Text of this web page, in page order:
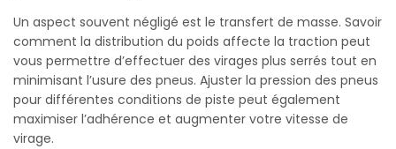
Un aspect souvent négligé est le transfert de masse. Savoir
comment la distribution du poids affecte la traction peut
vous permettre d’effectuer des virages plus serrés tout en
minimisant l’usure des pneus. Ajuster la pression des pneus
pour différentes conditions de piste peut également
maximiser l’adhérence et augmenter votre vitesse de
virage.